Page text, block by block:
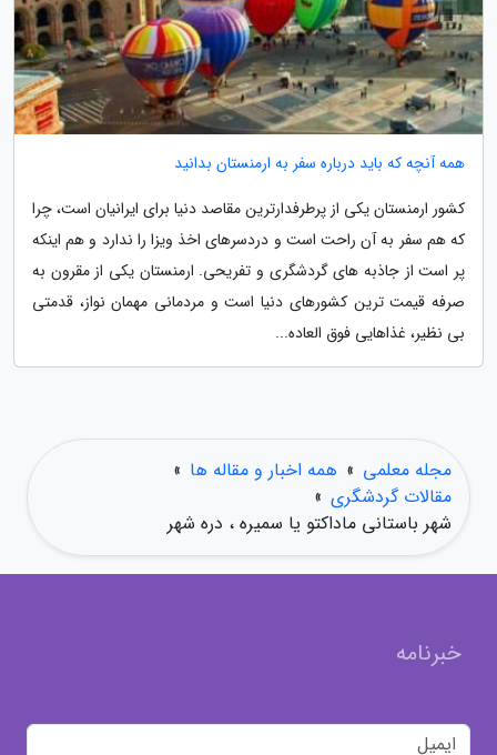
همه آنچه که باید درباره سفر به ارمنستان بدانید
کشور ارمنستان یکی از پرطرفدارترین مقاصد دنیا برای ایرانیان است، چرا
که هم سفر به آن راحت است و دردسرهای اخذ ویزا را ندارد و هم اینکه
پر است از جاذبه های گردشگری و تفریحی. ارمنستان یکی از مقرون به
صرفه قیمت ترین کشورهای دنیا است و مردمانی مهمان نواز، قدمتی
بی نظیر، غذاهایی فوق العاده...
مجله معلمی » همه اخبار و مقاله ها »
مقالات گردشگری »
شهر باستانی ماداکتو یا سمیره ، دره شهر
خبرنامه